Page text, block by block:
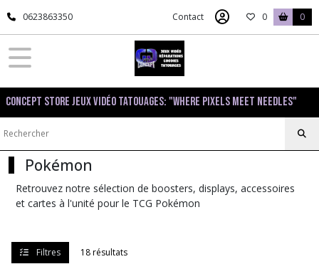
0623863350 Contact 0 0
Concept Store Jeux Vidéo Tatouages: "Where pixels meet needles"
Pokémon
Retrouvez notre sélection de boosters, displays, accessoires
et cartes à l'unité pour le TCG Pokémon
Filtres 18 résultats
Fermer
FILTRES
Tous
les
Jeux
société
TCG
de
plateau